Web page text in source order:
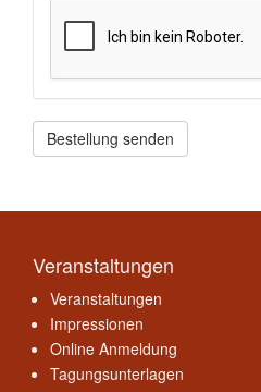
Bestellung senden
Veranstaltungen
Veranstaltungen
Impressionen
Online Anmeldung
Tagungsunterlagen